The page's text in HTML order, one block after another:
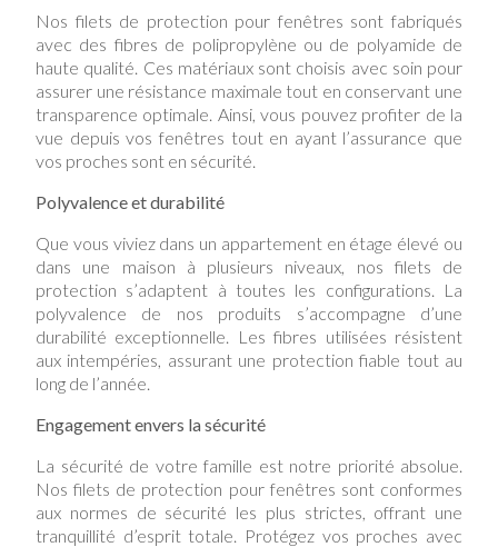
Nos filets de protection pour fenêtres sont fabriqués
avec des fibres de polipropylène ou de polyamide de
haute qualité. Ces matériaux sont choisis avec soin pour
assurer une résistance maximale tout en conservant une
transparence optimale. Ainsi, vous pouvez profiter de la
vue depuis vos fenêtres tout en ayant l’assurance que
vos proches sont en sécurité.
Polyvalence et durabilité
Que vous viviez dans un appartement en étage élevé ou
dans une maison à plusieurs niveaux, nos filets de
protection s’adaptent à toutes les configurations. La
polyvalence de nos produits s’accompagne d’une
durabilité exceptionnelle. Les fibres utilisées résistent
aux intempéries, assurant une protection fiable tout au
long de l’année.
Engagement envers la sécurité
La sécurité de votre famille est notre priorité absolue.
Nos filets de protection pour fenêtres sont conformes
aux normes de sécurité les plus strictes, offrant une
tranquillité d’esprit totale. Protégez vos proches avec